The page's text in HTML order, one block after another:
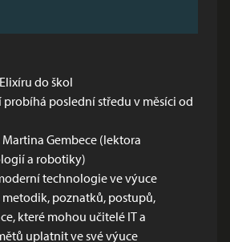
do škol
poslední středu v měsíci od
Gembece (lektora
a robotiky)
technologie ve výuce
poznatků, postupů,
které mohou učitelé IT a
uplatnit ve své výuce